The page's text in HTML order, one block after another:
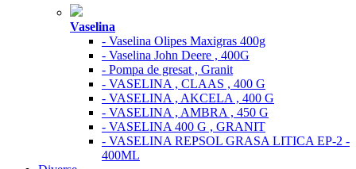
Vaselina
- Vaselina Olipes Maxigras 400g
- Vaselina John Deere , 400G
- Pompa de gresat , Granit
- VASELINA , CLAAS , 400 G
- VASELINA , AKCELA , 400 G
- VASELINA , AMBRA , 450 G
- VASELINA 400 G , GRANIT
- VASELINA REPSOL GRASA LITICA EP-2 -
400ML